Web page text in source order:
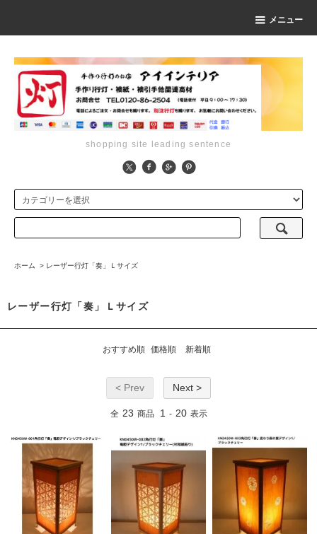
メニュー
shopping site leading sentence
ホーム > レーザー行灯「奏」Ｌサイズ
レーザー行灯「奏」Ｌサイズ
おすすめ順 価格順 新着順
< Prev Next >
全 23 商品 1 - 20 表示